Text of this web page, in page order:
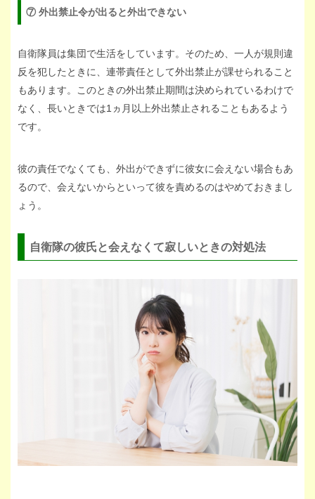
⑦ 外出禁止令が出ると外出できない
自衛隊員は集団で生活をしています。そのため、一人が規則違
反を犯したときに、連帯責任として外出禁止が課せられること
もあります。このときの外出禁止期間は決められているわけで
なく、長いときでは1ヵ月以上外出禁止されることもあるよう
です。
彼の責任でなくても、外出ができずに彼女に会えない場合もあ
るので、会えないからといって彼を責めるのはやめておきまし
ょう。
自衛隊の彼氏と会えなくて寂しいときの対処法